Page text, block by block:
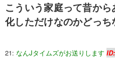
こういう家庭って昔か
化しただけなのかどっち
21: なんJタイムズがお送りします